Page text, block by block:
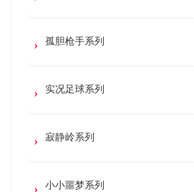
孤胆枪手系列
实况足球系列
寂静岭系列
小小噩梦系列